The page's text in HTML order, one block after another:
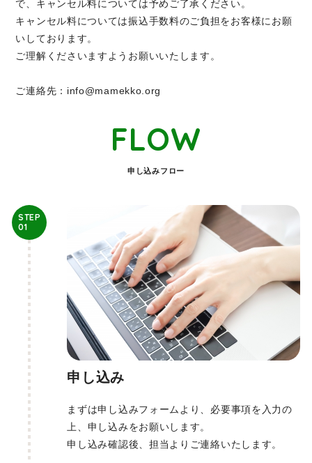
で、キャンセル料については予めご了承ください。
キャンセル料については振込手数料のご負担をお客様にお願
いしております。
ご理解くださいますようお願いいたします。
ご連絡先：info@mamekko.org
FLOW
申し込みフロー
STEP
申し込み
まずは申し込みフォームより、必要事項を入力の
上、申し込みをお願いします。
申し込み確認後、担当よりご連絡いたします。